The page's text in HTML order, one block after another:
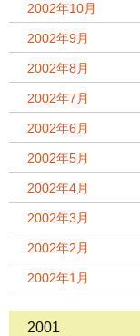
2002年10月
2002年9月
2002年8月
2002年7月
2002年6月
2002年5月
2002年4月
2002年3月
2002年2月
2002年1月
2001